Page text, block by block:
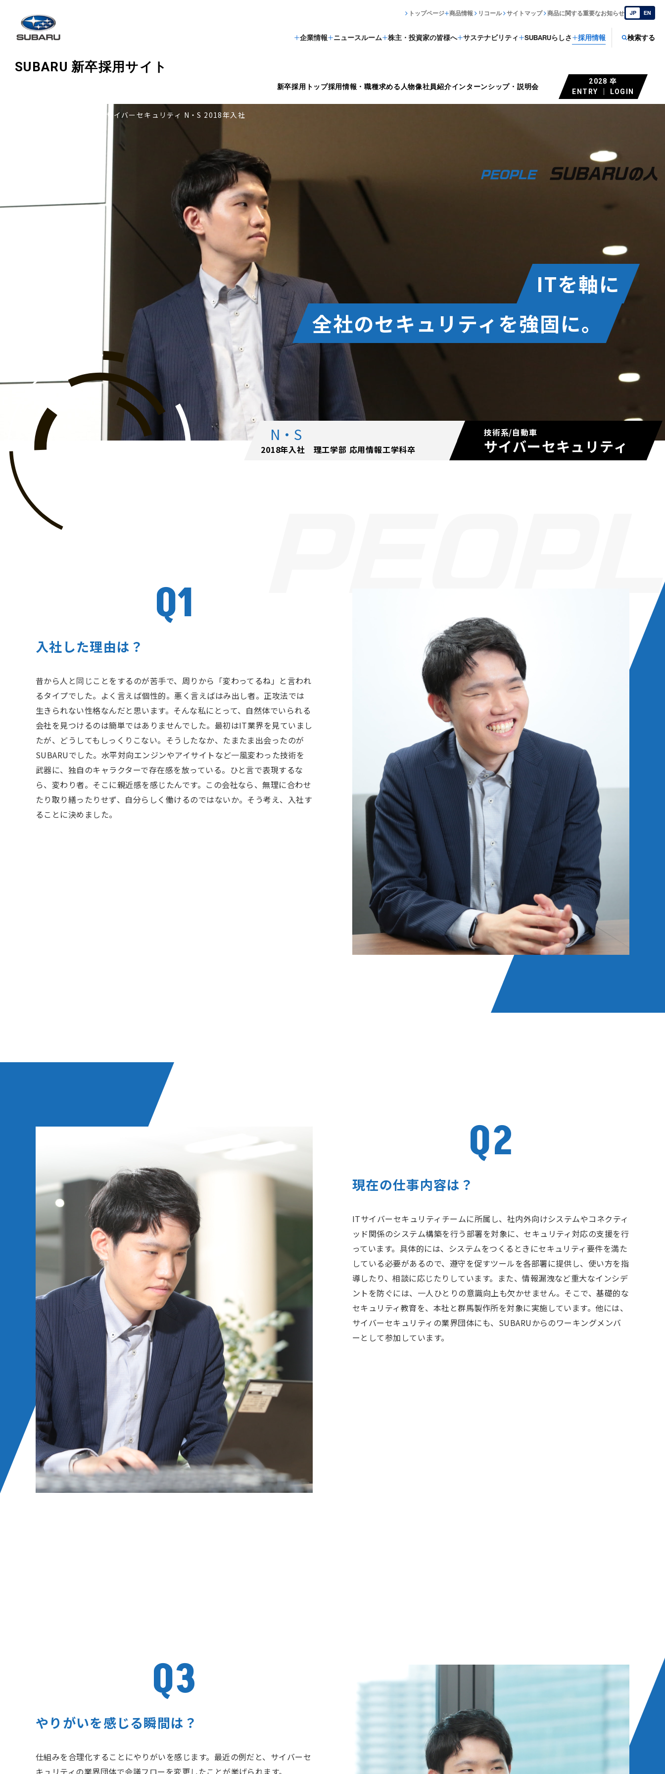
企業情報 ニュースルーム 株主・投資家の皆様へ サステナビリティ SUBARUらしさ 採用情報 検索する
トップページ 商品情報 リコール サイトマップ 商品に関する重要なお知らせ JP EN
SUBARU 新卒採用サイト
新卒採用トップ採用情報・職種求める人物像社員紹介インターンシップ・説明会
2028 卒
ENTRY ｜ LOGIN
> サイバーセキュリティ N・S 2018年入社
ITを軸に
全社のセキュリティを強固に。
技術系/自動車
サイバーセキュリティ
N・S
2018年入社 理工学部 応用情報工学科卒
Q1
入社した理由は？
昔から人と同じことをするのが苦手で、周りから「変わってるね」と言われ
るタイプでした。よく言えば個性的。悪く言えばはみ出し者。正攻法では
生きられない性格なんだと思います。そんな私にとって、自然体でいられる
会社を見つけるのは簡単ではありませんでした。最初はIT業界を見ていまし
たが、どうしてもしっくりこない。そうしたなか、たまたま出会ったのが
SUBARUでした。水平対向エンジンやアイサイトなど一風変わった技術を
武器に、独自のキャラクターで存在感を放っている。ひと言で表現するな
ら、変わり者。そこに親近感を感じたんです。この会社なら、無理に合わせ
たり取り繕ったりせず、自分らしく働けるのではないか。そう考え、入社す
ることに決めました。
Q2
現在の仕事内容は？
ITサイバーセキュリティチームに所属し、社内外向けシステムやコネクティ
ッド関係のシステム構築を行う部署を対象に、セキュリティ対応の支援を行
っています。具体的には、システムをつくるときにセキュリティ要件を満た
している必要があるので、遵守を促すツールを各部署に提供し、使い方を指
導したり、相談に応じたりしています。また、情報漏洩など重大なインシデ
ントを防ぐには、一人ひとりの意識向上も欠かせません。そこで、基礎的な
セキュリティ教育を、本社と群馬製作所を対象に実施しています。他には、
サイバーセキュリティの業界団体にも、SUBARUからのワーキングメンバ
ーとして参加しています。
Q3
やりがいを感じる瞬間は？
仕組みを合理化することにやりがいを感じます。最近の例だと、サイバーセ
キュリティの業界団体で会議フローを変更したことが挙げられます。